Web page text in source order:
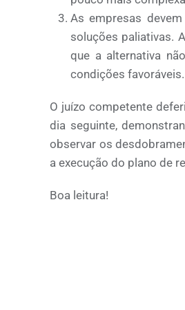
As empresas
soluções paliativas.
que a alternativa
condições favoráveis.
O juízo competente
dia seguinte,
observar os
a execução do plano de
Boa leitura!